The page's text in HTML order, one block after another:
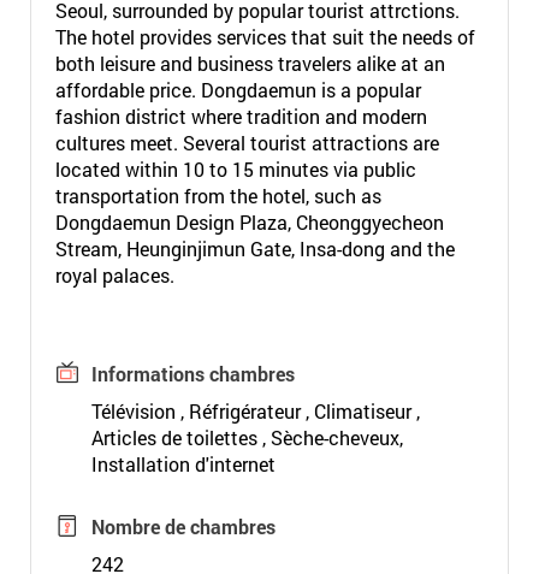
Seoul, surrounded by popular tourist attrctions.
The hotel provides services that suit the needs of
both leisure and business travelers alike at an
affordable price. Dongdaemun is a popular
fashion district where tradition and modern
cultures meet. Several tourist attractions are
located within 10 to 15 minutes via public
transportation from the hotel, such as
Dongdaemun Design Plaza, Cheonggyecheon
Stream, Heunginjimun Gate, Insa-dong and the
royal palaces.
Informations chambres
Télévision , Réfrigérateur , Climatiseur ,
Articles de toilettes , Sèche-cheveux,
Installation d'internet
Nombre de chambres
242